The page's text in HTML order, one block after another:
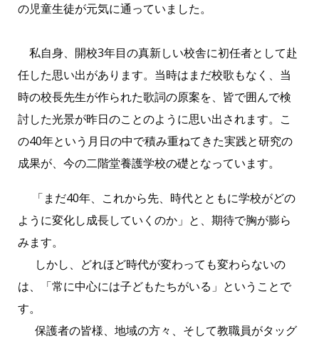
の児童生徒が元気に通っていました。
私自身、開校3年目の真新しい校舎に初任者として赴
任した思い出があります。当時はまだ校歌もなく、当
時の校長先生が作られた歌詞の原案を、皆で囲んで検
討した光景が昨日のことのように思い出されます。こ
の40年という月日の中で積み重ねてきた実践と研究の
成果が、今の二階堂養護学校の礎となっています。
「まだ40年、これから先、時代とともに学校がどの
ように変化し成長していくのか」と、期待で胸が膨ら
みます。
しかし、どれほど時代が変わっても変わらないの
は、「常に中心には子どもたちがいる」ということで
す。
保護者の皆様、地域の方々、そして教職員がタッグ